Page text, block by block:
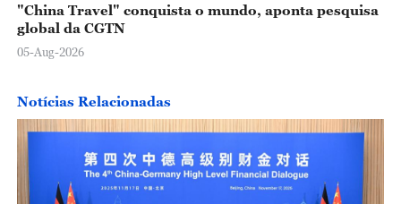
"China Travel" conquista o mundo, aponta pesquisa
global da CGTN
05-Aug-2026
Notícias Relacionadas